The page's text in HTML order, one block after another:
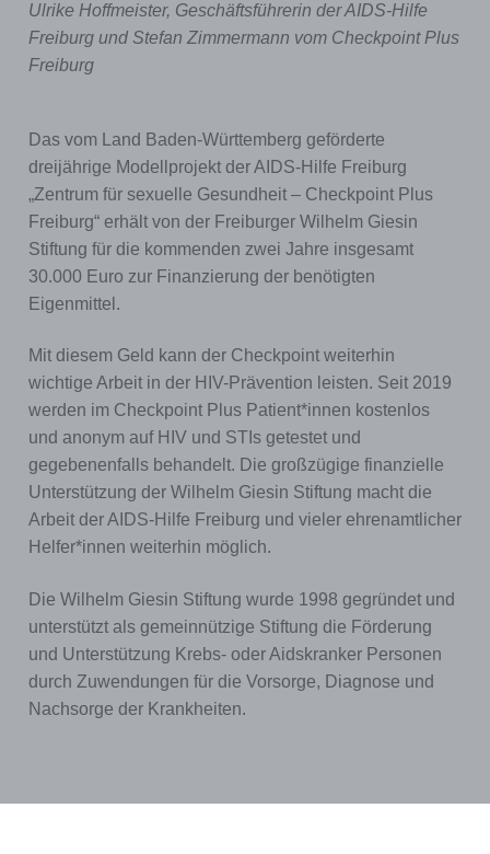
Ulrike Hoffmeister, Geschäftsführerin der AIDS-Hilfe
Freiburg und Stefan Zimmermann vom Checkpoint Plus
Freiburg
Das vom Land Baden-Württemberg geförderte
dreijährige Modellprojekt der AIDS-Hilfe Freiburg
„Zentrum für sexuelle Gesundheit – Checkpoint Plus
Freiburg“ erhält von der Freiburger Wilhelm Giesin
Stiftung für die kommenden zwei Jahre insgesamt
30.000 Euro zur Finanzierung der benötigten
Eigenmittel.
Mit diesem Geld kann der Checkpoint weiterhin
wichtige Arbeit in der HIV-Prävention leisten. Seit 2019
werden im Checkpoint Plus Patient*innen kostenlos
und anonym auf HIV und STIs getestet und
gegebenenfalls behandelt. Die großzügige finanzielle
Unterstützung der Wilhelm Giesin Stiftung macht die
Arbeit der AIDS-Hilfe Freiburg und vieler ehrenamtlicher
Helfer*innen weiterhin möglich.
Die Wilhelm Giesin Stiftung wurde 1998 gegründet und
unterstützt als gemeinnützige Stiftung die Förderung
und Unterstützung Krebs- oder Aidskranker Personen
durch Zuwendungen für die Vorsorge, Diagnose und
Nachsorge der Krankheiten.